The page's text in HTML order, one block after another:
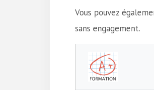
Vous pouvez
sans engagement.